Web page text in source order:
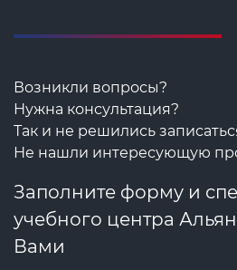
Возникли вопросы?
Нужна консультация?
Так и не решились
Не нашли интересующую
Заполните форму и
учебного центра
Вами